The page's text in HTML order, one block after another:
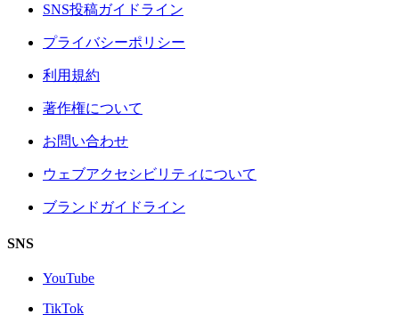
SNS投稿ガイドライン
プライバシーポリシー
利用規約
著作権について
お問い合わせ
ウェブアクセシビリティについて
ブランドガイドライン
SNS
YouTube
TikTok